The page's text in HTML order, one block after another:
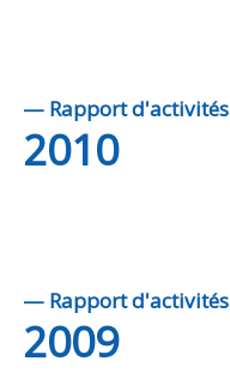
— Rapport d'activités
2010
— Rapport d'activités
2009